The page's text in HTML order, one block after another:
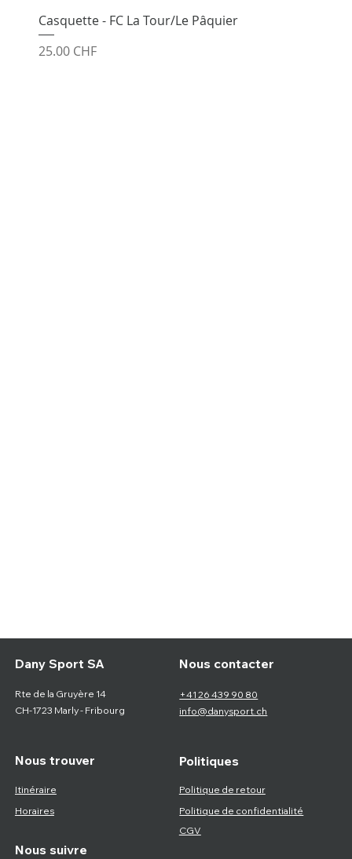
Casquette - FC La Tour/Le Pâquier
Prix
25.00 CHF
Nous trouver
Itinéraire
Dany Sport SA
Rte de la Gruyère 14
CH-1723 Marly - Fribourg
Nous suivre
Horaires
Politiques
Politique de retour
Nous contacter
+41 26 439 90 80
info@danysport.ch
Politique de confidentialité
CGV